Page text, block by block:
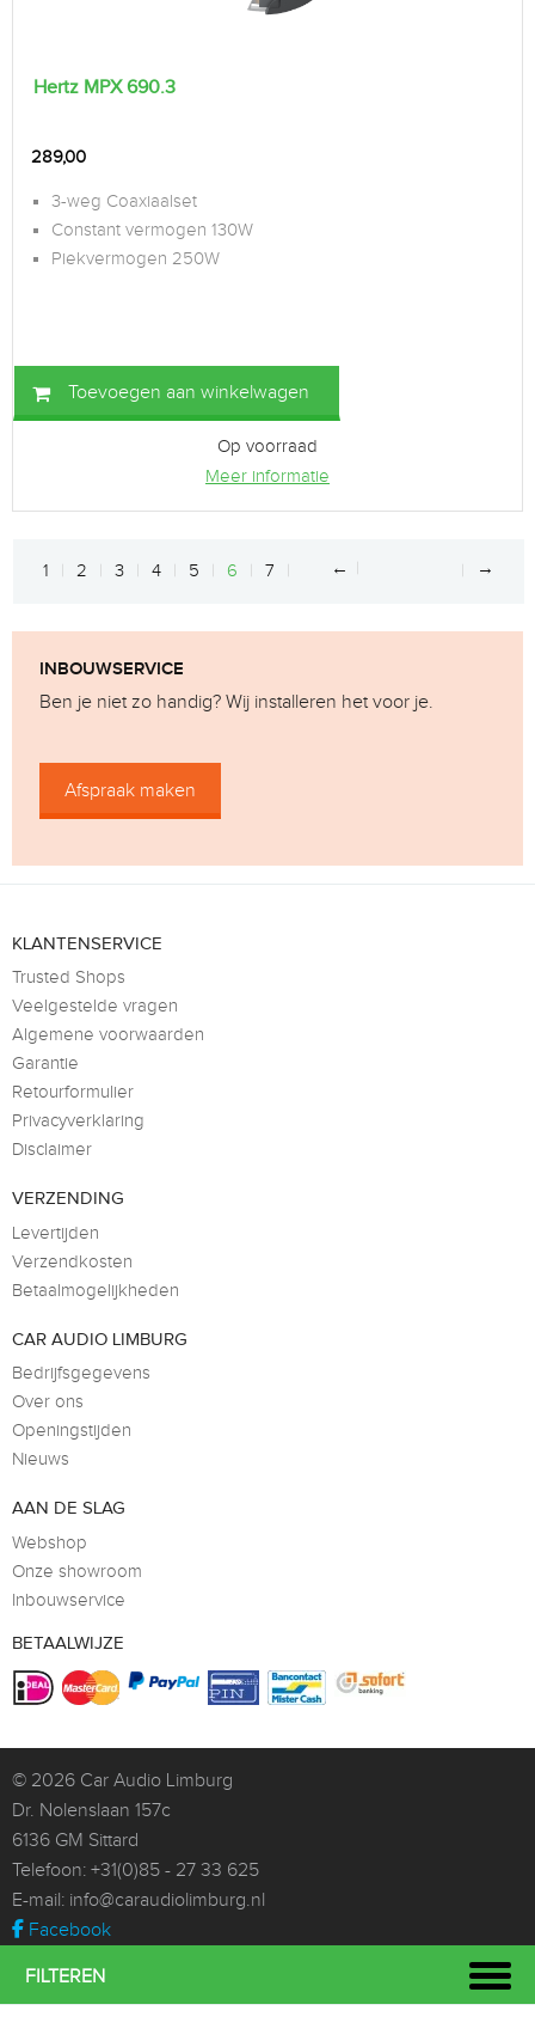
FILTEREN
Hertz MPX 690.3
289,00
3-weg Coaxiaalset
Constant vermogen 130W
Piekvermogen 250W
Toevoegen aan winkelwagen
Op voorraad
Meer informatie
←
1 2 3 4 5 6 7 →
INBOUWSERVICE
Ben je niet zo handig? Wij installeren het voor je.
Afspraak maken
KLANTENSERVICE
Trusted Shops
Veelgestelde vragen
Algemene voorwaarden
Garantie
Retourformulier
Privacyverklaring
Disclaimer
VERZENDING
Levertijden
Verzendkosten
Betaalmogelijkheden
CAR AUDIO LIMBURG
Bedrijfsgegevens
Over ons
Openingstijden
Nieuws
AAN DE SLAG
Webshop
Onze showroom
Inbouwservice
BETAALWIJZE
© 2026 Car Audio Limburg
Dr. Nolenslaan 157c
6136 GM Sittard
Telefoon: +31(0)85 - 27 33 625
E-mail: info@caraudiolimburg.nl
Facebook
Instagram